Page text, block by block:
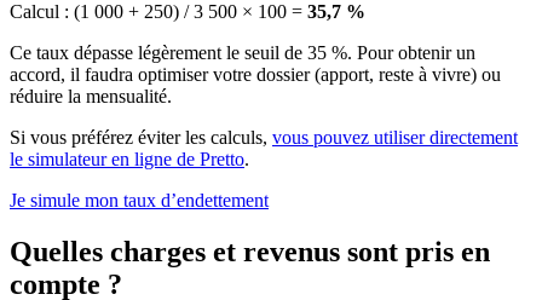
Calcul : (1 000 + 250) / 3 500 × 100 = 35,7 %
Ce taux dépasse légèrement le seuil de 35 %. Pour obtenir un
accord, il faudra optimiser votre dossier (apport, reste à vivre) ou
réduire la mensualité.
Si vous préférez éviter les calculs, vous pouvez utiliser directement
le simulateur en ligne de Pretto.
Je simule mon taux d’endettement
Quelles charges et revenus sont pris en
compte ?